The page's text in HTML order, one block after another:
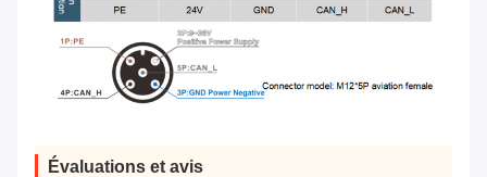
Évaluations et avis